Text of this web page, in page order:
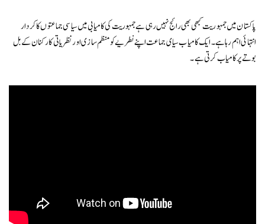
پاکستان میں جمہوریت کبھی بھی رائج نہیں رہی ہےجمہوریت کی کامیابی میں سیا سی جماعتوں کا کردار
انتہائی اہم رہا ہے۔ایک کامیاب سیای جماعت اپنے نطریے کو منظم سازی اور نظریاتی کارکنان کے بل
بوتےپر کامیاب کرتی ہے۔